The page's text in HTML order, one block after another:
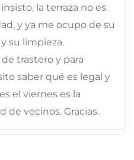
la terraza no es
y ya me ocupo de su
su limpieza.
trastero y para
saber qué es legal y
el viernes es la
de vecinos. Gracias.